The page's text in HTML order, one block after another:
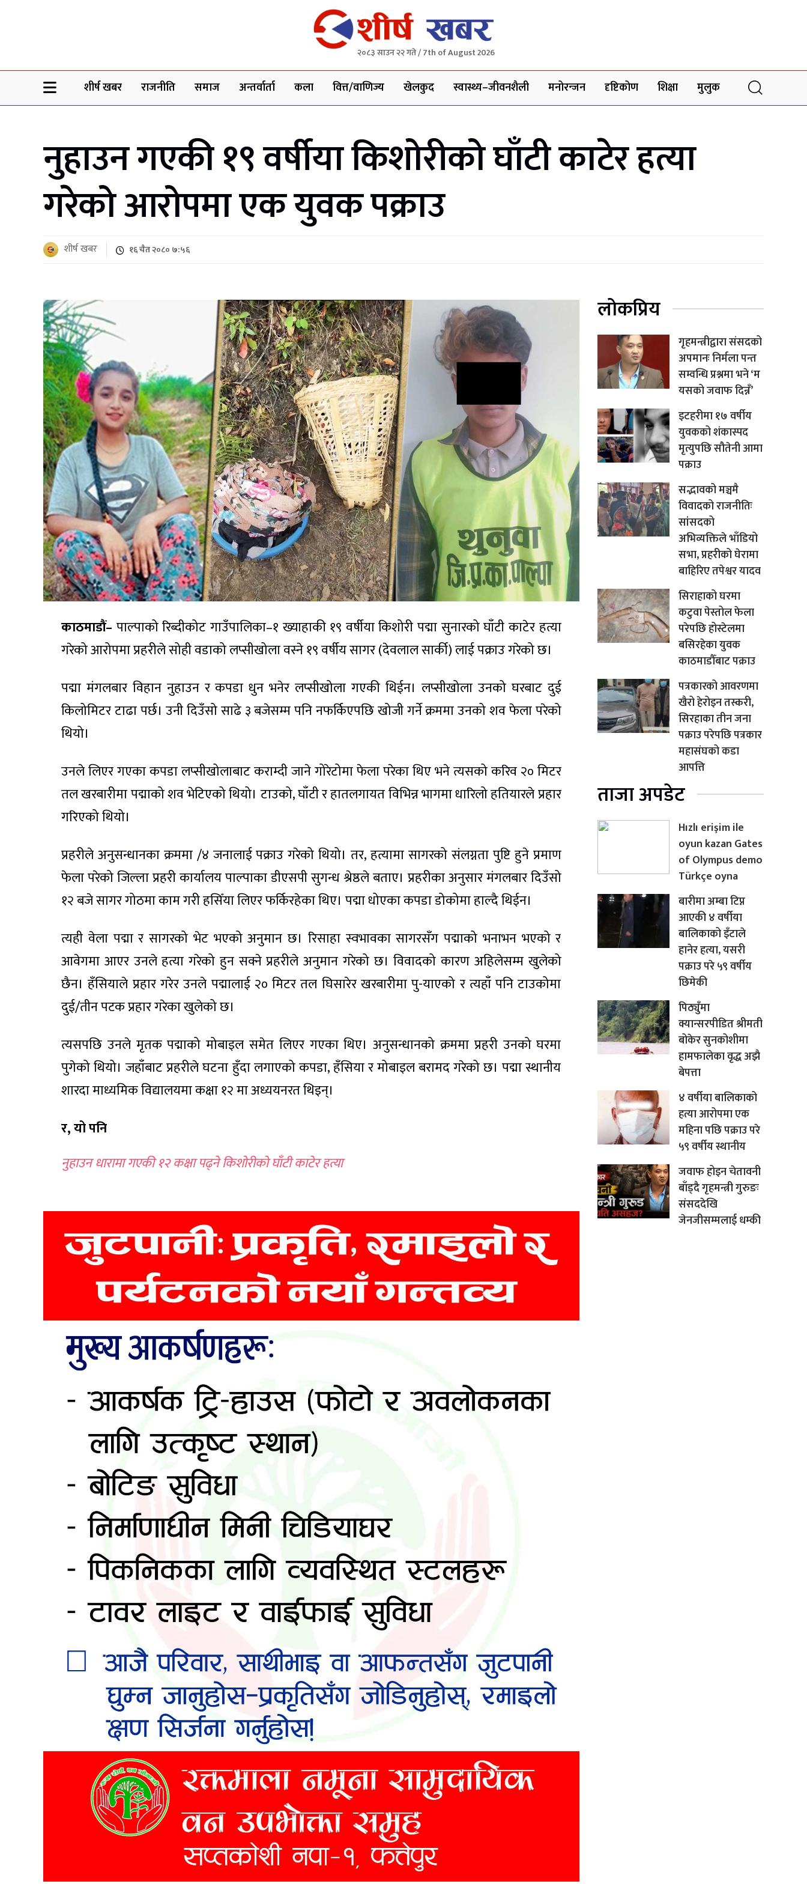
२०८३ साउन २२ गते / 7th of August 2026
शीर्ष खबर राजनीति समाज अन्तर्वार्ता कला वित्त/वाणिज्य खेलकुद स्वास्थ्य–जीवनशैली मनोरन्जन दृष्टिकोण शिक्षा मुलुक
नुहाउन गएकी १९ वर्षीया किशोरीको घाँटी काटेर हत्या
गरेको आरोपमा एक युवक पक्राउ
शीर्ष खबर १६ चैत २०८० ७:५६
काठमाडौं– पाल्पाको रिब्दीकोट गाउँपालिका–१ ख्याहाकी १९ वर्षीया किशोरी पद्मा सुनारको घाँटी काटेर हत्या
गरेको आरोपमा प्रहरीले सोही वडाको लप्सीखोला वस्ने १९ वर्षीय सागर (देवलाल सार्की) लाई पक्राउ गरेको छ।
पद्मा मंगलबार विहान नुहाउन र कपडा धुन भनेर लप्सीखोला गएकी थिईन। लप्सीखोला उनको घरबाट दुई
किलोमिटर टाढा पर्छ। उनी दिउँसो साढे ३ बजेसम्म पनि नफर्किएपछि खोजी गर्ने क्रममा उनको शव फेला परेको
थियो।
उनले लिएर गएका कपडा लप्सीखोलाबाट कराम्दी जाने गोरेटोमा फेला परेका थिए भने त्यसको करिव २० मिटर
तल खरबारीमा पद्माको शव भेटिएको थियो। टाउको, घाँटी र हातलगायत विभिन्न भागमा धारिलो हतियारले प्रहार
गरिएको थियो।
प्रहरीले अनुसन्धानका क्रममा /४ जनालाई पक्राउ गरेको थियो। तर, हत्यामा सागरको संलग्नता पुष्टि हुने प्रमाण
फेला परेको जिल्ला प्रहरी कार्यालय पाल्पाका डीएसपी सुगन्ध श्रेष्ठले बताए। प्रहरीका अनुसार मंगलबार दिउँसो
१२ बजे सागर गोठमा काम गरी हसिँया लिएर फर्किरहेका थिए। पद्मा धोएका कपडा डोकोमा हाल्दै थिईन।
त्यही वेला पद्मा र सागरको भेट भएको अनुमान छ। रिसाहा स्वभावका सागरसँग पद्माको भनाभन भएको र
आवेगमा आएर उनले हत्या गरेको हुन सक्ने प्रहरीले अनुमान गरेको छ। विवादको कारण अहिलेसम्म खुलेको
छैन। हँसियाले प्रहार गरेर उनले पद्मालाई २० मिटर तल घिसारेर खरबारीमा पु-याएको र त्यहाँ पनि टाउकोमा
दुई/तीन पटक प्रहार गरेका खुलेको छ।
त्यसपछि उनले मृतक पद्माको मोबाइल समेत लिएर गएका थिए। अनुसन्धानको क्रममा प्रहरी उनको घरमा
पुगेको थियो। जहाँबाट प्रहरीले घटना हुँदा लगाएको कपडा, हँसिया र मोबाइल बरामद गरेको छ। पद्मा स्थानीय
शारदा माध्यमिक विद्यालयमा कक्षा १२ मा अध्ययनरत थिइन्।
र, यो पनि
नुहाउन धारामा गएकी १२ कक्षा पढ्ने किशोरीको घाँटी काटेर हत्या
लोकप्रिय
गृहमन्त्रीद्वारा संसदको
अपमानः निर्मला पन्त
सम्वन्धि प्रश्नमा भने ‘म
यसको जवाफ दिन्नँ’
इटहरीमा १७ वर्षीय
युवकको शंकास्पद
मृत्युपछि सौतेनी आमा
पक्राउ
सद्भावको मञ्चमै
विवादको राजनीतिः
सांसदको
अभिव्यक्तिले भाँडियो
सभा, प्रहरीको घेरामा
बाहिरिए तपेश्वर यादव
सिराहाको घरमा
कटुवा पेस्तोल फेला
परेपछि होस्टेलमा
बसिरहेका युवक
काठमाडौँबाट पक्राउ
पत्रकारको आवरणमा
खैरो हेरोइन तस्करी,
सिरहाका तीन जना
पक्राउ परेपछि पत्रकार
महासंघको कडा
आपत्ति
ताजा अपडेट
Hızlı erişim ile
oyun kazan Gates
of Olympus demo
Türkçe oyna
बारीमा अम्बा टिप्न
आएकी ४ वर्षीया
बालिकाको इँटाले
हानेर हत्या, यसरी
पक्राउ परे ५९ वर्षीय
छिमेकी
पिठ्युँमा
क्यान्सरपीडित श्रीमती
बोकेर सुनकोशीमा
हामफालेका वृद्ध अझै
बेपत्ता
४ वर्षीया बालिकाको
हत्या आरोपमा एक
महिना पछि पक्राउ परे
५९ वर्षीय स्थानीय
जवाफ होइन चेतावनी
बाँड्दै गृहमन्त्री गुरुङः
संसददेखि
जेनजीसम्मलाई धम्की